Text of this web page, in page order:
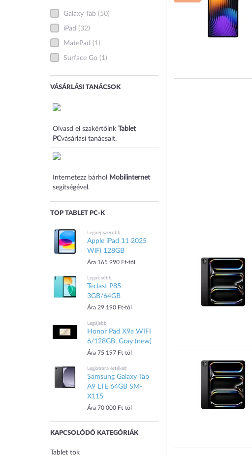
Galaxy Tab (50)
iPad (32)
MatePad (1)
Surface Go (1)
VÁSÁRLÁSI TANÁCSOK
Olvasd el szakértőink
Tablet
PCvásárlási tanácsait.
Internetezz bárhol
Mobilinternet
segítségével.
TOP TABLET PC-K
Legnépszerűbb
Apple iPad 11 2025
WiFi 128GB
Ára 165 990 Ft-tól
Legolcsóbb
Teclast P85
3GB/64GB
Ára 29 190 Ft-tól
Legújabb
Honor Pad X9a WIFI
6/128GB, Gray (new)
Ára 75 197 Ft-tól
Legjobbra értékelt
Samsung Galaxy Tab
A9 LTE 64GB SM-
X115
Ára 70 000 Ft-tól
KAPCSOLÓDÓ KATEGÓRIÁK
Tablet tok